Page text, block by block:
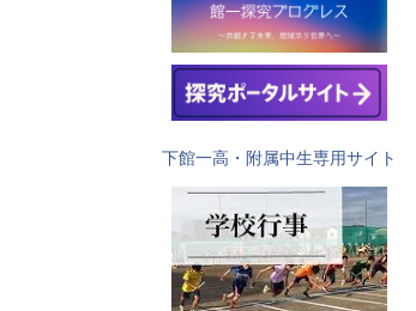
下館一高・附属中生専用サイト